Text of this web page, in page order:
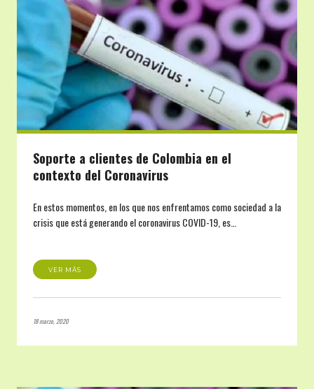
Soporte a clientes de Colombia en el
contexto del Coronavirus
En estos momentos, en los que nos enfrentamos como sociedad a la
crisis que está generando el coronavirus COVID-19, es…
VER MÁS
18 marzo, 2020